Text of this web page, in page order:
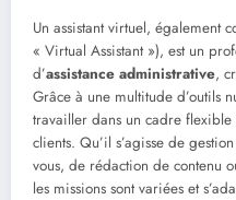
Un assistant virtuel, également
« Virtual Assistant »), est un
d’assistance administrative,
Grâce à une multitude d’outils
travailler dans un cadre flexible
clients. Qu’il s’agisse de
vous, de rédaction de contenu
les missions sont variées et